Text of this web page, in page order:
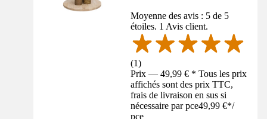
Moyenne des avis : 5 de 5
étoiles. 1 Avis client.
(1)
Prix — 49,99 € * Tous les prix
affichés sont des prix TTC,
frais de livraison en sus si
nécessaire par pce49,99 €*/
pce